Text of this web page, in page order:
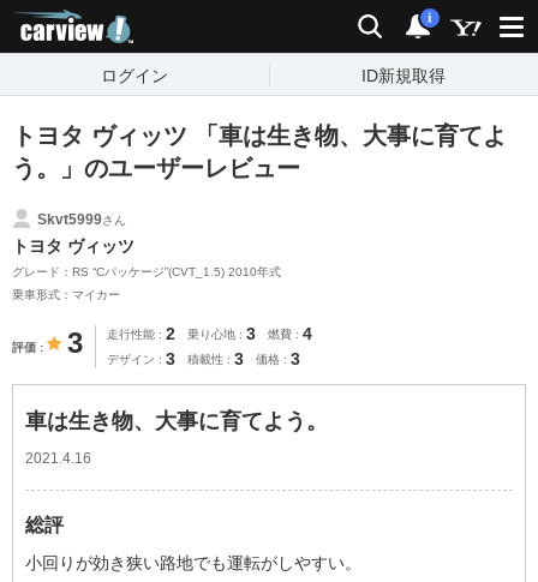
検索 通知
i
ログイン ID新規取得
トヨタ ヴィッツ 「車は生き物、大事に育てよ
う。」のユーザーレビュー
Skvt5999さん
トヨタ ヴィッツ
グレード：RS “Cパッケージ”(CVT_1.5) 2010年式
乗車形式：マイカー
評価 3 走行性能 2 乗り心地 3 燃費 4
デザイン 3 積載性 3 価格 3
車は生き物、大事に育てよう。
2021.4.16
総評
小回りが効き狭い路地でも運転がしやすい。